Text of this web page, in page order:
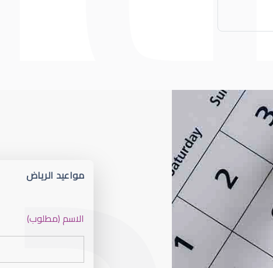
طبيب عيون الأطفال
مواعيد الرياض
الاسم (مطلوب)